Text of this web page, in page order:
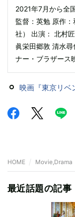
2021年7月から全
監督：英勉 原作
社） 出演： 北村
眞栄田郷敦 清水
ナー・ブラザース
映画『東京リベ
HOME Movie,Drama
最近話題の記事